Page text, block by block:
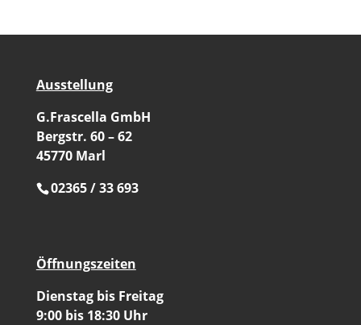
Ausstellung
G.Frascella GmbH
Bergstr. 60 – 62
45770 Marl
02365 / 33 693
Öffnungszeiten
Dienstag bis Freitag
9:00 bis 18:30 Uhr